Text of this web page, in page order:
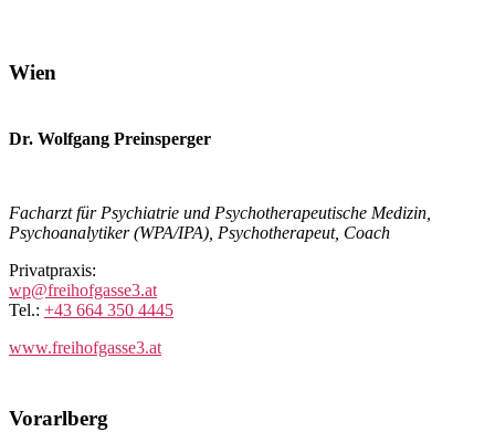
Wien
Dr. Wolfgang Preinsperger
Facharzt für Psychiatrie und Psychotherapeutische Medizin,
Psychoanalytiker (WPA/IPA), Psychotherapeut, Coach
Privatpraxis:
wp@freihofgasse3.at
Tel.: +43 664 350 4445
www.freihofgasse3.at
Vorarlberg